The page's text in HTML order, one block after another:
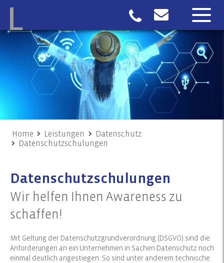
Home Leistungen
Datenschutz
Datenschutzschulungen
Datenschutzschulungen
Wir helfen Ihnen Awareness zu
schaffen!
Mit Geltung der Datenschutzgrundverordnung (DSGVO) sind die
Anforderungen an ein Unternehmen in Sachen Datenschutz noch
einmal deutlich angestiegen. So sind unter anderem technische